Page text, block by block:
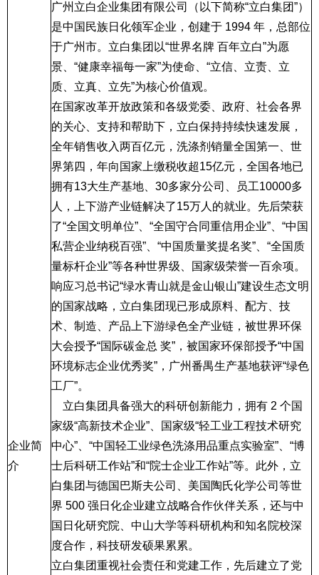
企业简
介
广州立白企业集团有限公司（以下简称“立白集团”）
是中国民族日化领军企业，创建于 1994 年，总部位
于广州市。立白集团以“世界名牌 百年立白”为愿
景、“健康幸福每一家”为使命、“立信、立责、立
质、立真、立先”为核心价值观。
在国家改革开放政策和各级党委、政府、社会各界
的关心、支持和帮助下，立白保持持续快速发展，
全年销售收入两百亿元，洗涤剂销量全国第一、世
界第四，年向国家上缴税收超15亿元，全国各地已
拥有13大生产基地、 30多家分公司、员工10000多
人，上下游产业链解决了15万人的就业。先后荣获
了“全国文明单位”、“全国守合同重信用企业”、“中国
私营企业纳税百强”、“中国质量奖提名奖”、“全国质
量标杆企业”等各种世界级、国家级荣誉一百余项。
响应习总书记“绿水青山就是金山银山”建设生态文明
的国家战略，立白集团现已形成原料、配方、技
术、制造、产品上下游绿色全产业链，被世界环保
大会授予“国际碳金总 奖”，被国家环保部授予“中国
环境标志企业优秀奖”，广州番禺生产基地获评“绿色
工厂”。
立白集团具备强大的科研创新能力，拥有 2 个国
家级“高新技术企业”、国家级“轻工业工程技术研究
中心”、“中国轻工业绿色洗涤用品重点实验室”、“博
士后科研工作站”和“院士企业工作站”等。此外，立
白集团与德国巴斯夫公司、美国陶氏化学公司等世
界 500 强日化企业建立战略合作伙伴关系，还与中
国日化研究院、中山大学等科研机构和知名院校深
度合作，科技研发硕果累累。
立白集团重视社会责任和党建工作，先后建立了党